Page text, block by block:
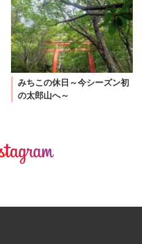
みちこの休日～今シーズン初
の太郎山へ～